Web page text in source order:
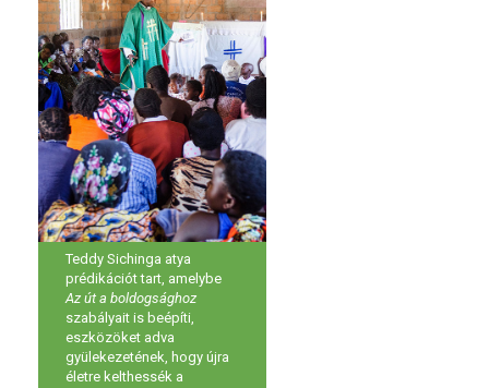
Teddy Sichinga atya
prédikációt tart, amelybe
Az út a boldogsághoz
szabályait is beépíti,
eszközöket adva
gyülekezetének, hogy újra
életre kelthessék a